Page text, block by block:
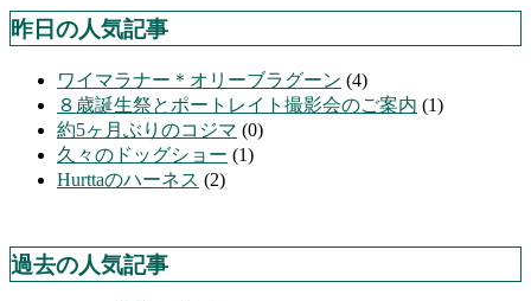
昨日の人気記事
ワイマラナー＊オリーブラグーン (4)
８歳誕生祭とポートレイト撮影会のご案内 (1)
約5ヶ月ぶりのコジマ (0)
久々のドッグショー (1)
Hurttaのハーネス (2)
過去の人気記事